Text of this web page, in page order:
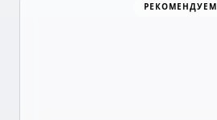
РЕКОМЕНДУЕМ